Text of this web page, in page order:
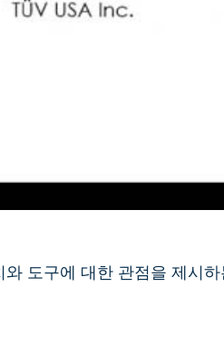
도구에 대한 관점을 제시